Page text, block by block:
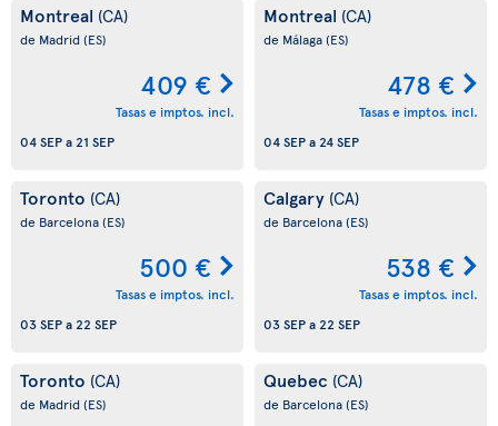
Montreal (CA)
de Madrid(ES)
409 €
Tasas e imptos. incl.
04 SEPa21 SEP
Montreal (CA)
de Málaga(ES)
478 €
Tasas e imptos. incl.
04 SEPa24 SEP
Toronto (CA)
de Barcelona(ES)
500 €
Tasas e imptos. incl.
03 SEPa22 SEP
Calgary (CA)
de Barcelona(ES)
538 €
Tasas e imptos. incl.
03 SEPa22 SEP
Toronto (CA)
de Madrid(ES)
Quebec (CA)
de Barcelona(ES)